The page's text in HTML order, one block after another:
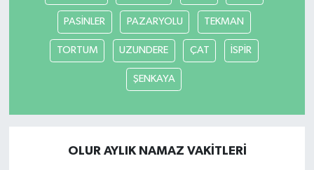
PASİNLER PAZARYOLU TEKMAN
TORTUM UZUNDERE ÇAT İSPİR
ŞENKAYA
OLUR AYLIK NAMAZ VAKITLERI